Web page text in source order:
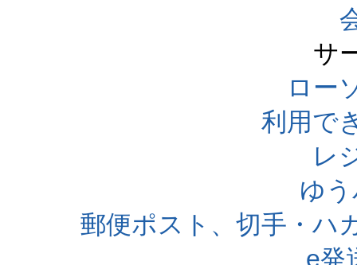
サ
ロー
利用で
レ
ゆ
郵便ポスト、切手・ハ
e発